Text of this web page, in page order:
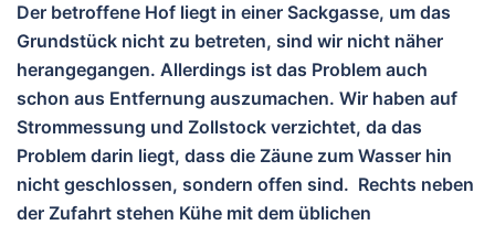
Der betroffene Hof liegt in einer Sackgasse, um das
Grundstück nicht zu betreten, sind wir nicht näher
herangegangen. Allerdings ist das Problem auch
schon aus Entfernung auszumachen. Wir haben auf
Strommessung und Zollstock verzichtet, da das
Problem darin liegt, dass die Zäune zum Wasser hin
nicht geschlossen, sondern offen sind. Rechts neben
der Zufahrt stehen Kühe mit dem üblichen